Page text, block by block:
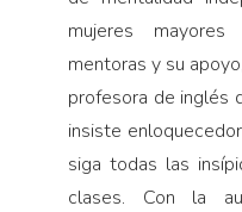
mujeres
mentoras y su
profesora de inglés
insiste
siga todas las
clases. Con la